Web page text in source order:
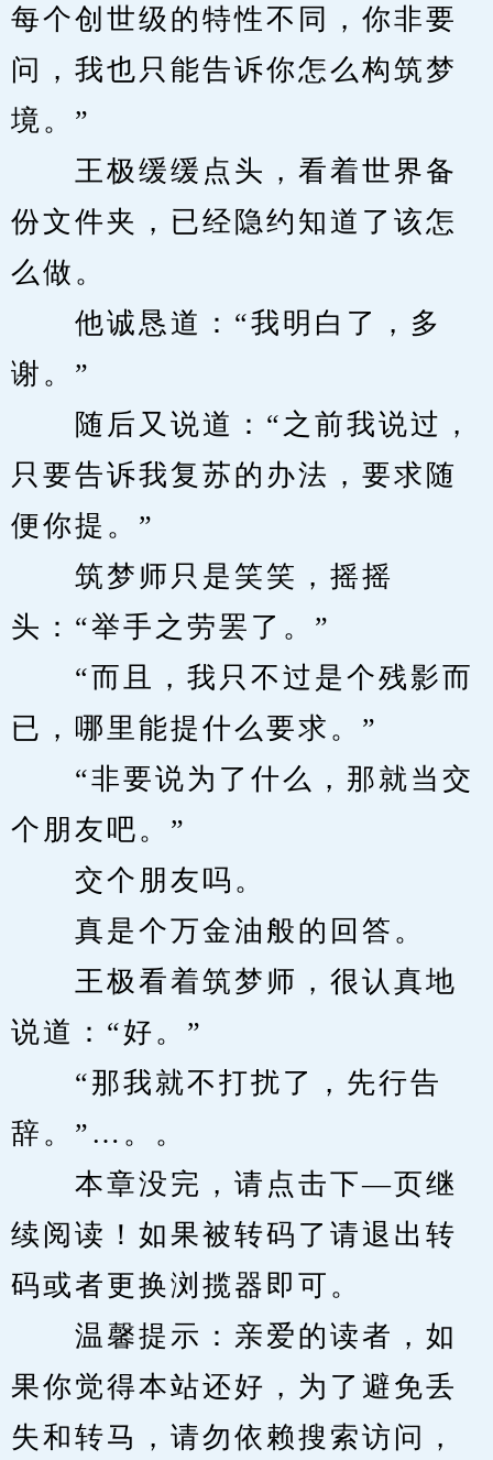
每个创世级的特性不同，你非要
问，我也只能告诉你怎么构筑梦
境。”
王极缓缓点头，看着世界备
份文件夹，已经隐约知道了该怎
么做。
他诚恳道：“我明白了，多
谢。”
随后又说道：“之前我说过，
只要告诉我复苏的办法，要求随
便你提。”
筑梦师只是笑笑，摇摇
头：“举手之劳罢了。”
“而且，我只不过是个残影而
已，哪里能提什么要求。”
“非要说为了什么，那就当交
个朋友吧。”
交个朋友吗。
真是个万金油般的回答。
王极看着筑梦师，很认真地
说道：“好。”
“那我就不打扰了，先行告
辞。”…。。
本章没完，请点击下—页继
续阅读！如果被转码了请退出转
码或者更换浏揽器即可。
温馨提示：亲爱的读者，如
果你觉得本站还好，为了避免丢
失和转马，请勿依赖搜索访问，